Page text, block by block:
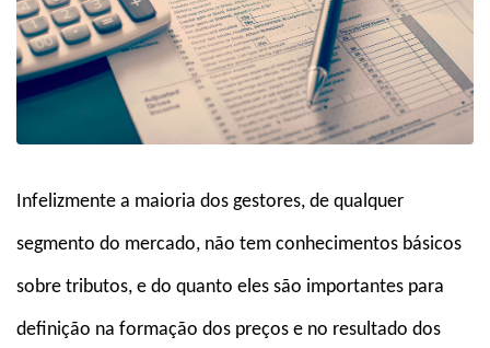
Infelizmente a maioria dos gestores, de qualquer
segmento do mercado, não tem conhecimentos básicos
sobre tributos, e do quanto eles são importantes para
definição na formação dos preços e no resultado dos